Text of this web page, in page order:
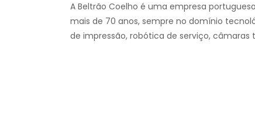
A Beltrão Coelho é uma empresa
mais de 70 anos, sempre no domínio
de impressão, robótica de serviço,